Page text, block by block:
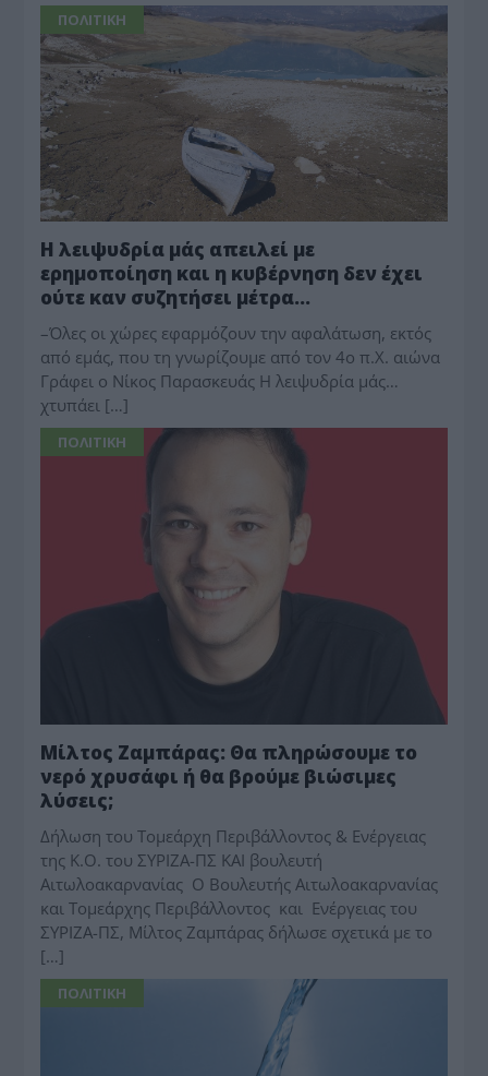
ΠΟΛΙΤΙΚΗ
Η λειψυδρία μάς απειλεί με
ερημοποίηση και η κυβέρνηση δεν έχει
ούτε καν συζητήσει μέτρα…
–Όλες οι χώρες εφαρμόζουν την αφαλάτωση, εκτός
από εμάς, που τη γνωρίζουμε από τον 4ο π.Χ. αιώνα
Γράφει ο Νίκος Παρασκευάς Η λειψυδρία μάς…
χτυπάει […]
ΠΟΛΙΤΙΚΗ
Μίλτος Ζαμπάρας: Θα πληρώσουμε το
νερό χρυσάφι ή θα βρούμε βιώσιμες
λύσεις;
Δήλωση του Τομεάρχη Περιβάλλοντος & Ενέργειας
της Κ.Ο. του ΣΥΡΙΖΑ-ΠΣ ΚΑΙ βουλευτή
Αιτωλοακαρνανίας Ο Βουλευτής Αιτωλοακαρνανίας
και Τομεάρχης Περιβάλλοντος και Ενέργειας του
ΣΥΡΙΖΑ-ΠΣ, Μίλτος Ζαμπάρας δήλωσε σχετικά με το
[…]
ΠΟΛΙΤΙΚΗ